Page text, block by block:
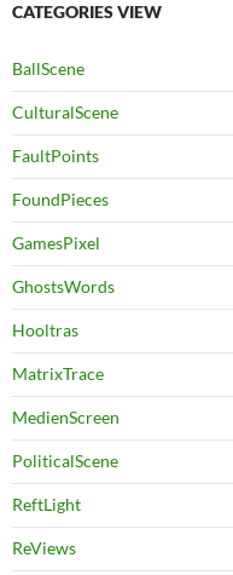
CATEGORIES VIEW
BallScene
CulturalScene
FaultPoints
FoundPieces
GamesPixel
GhostsWords
Hooltras
MatrixTrace
MedienScreen
PoliticalScene
ReftLight
ReViews